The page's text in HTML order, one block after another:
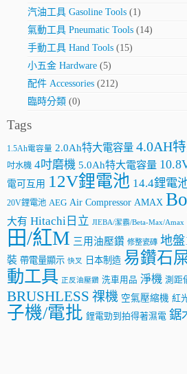
汽油工具 Gasoline Tools (1)
氣動工具 Pneumatic Tools (14)
手動工具 Hand Tools (15)
小五金 Hardware (5)
配件 Accessories (212)
臨時分類 (0)
Tags
1.5Ah電容量 2.0Ah特大電容量 4.0AH
吋水機 4吋磨機 5.0Ah特大電容量
電可互用 12V鋰電池 14.4鋰電
20V鋰電池 AEG Air Compressor AMAX
大有 Hitachi日立 JIEBA/潔霸/Beta-Max/Amax
田/紅M 三用油壓鑽 修整瓷磚 地盤
裝 帶電量顯示 快叉 日本制造 易鑽石
動工具 正反油壓鑽 洗車用品 淨機 測距
BRUSHLESS 祼機 空氣壓縮機 紅
子機/電批 鋰電勁到拍得著濕電 鋸